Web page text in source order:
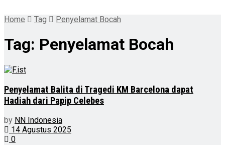
Home Tag Penyelamat Bocah
Tag: Penyelamat Bocah
Penyelamat Balita di Tragedi KM Barcelona dapat
Hadiah dari Papip Celebes
by NN Indonesia
14 Agustus 2025
0